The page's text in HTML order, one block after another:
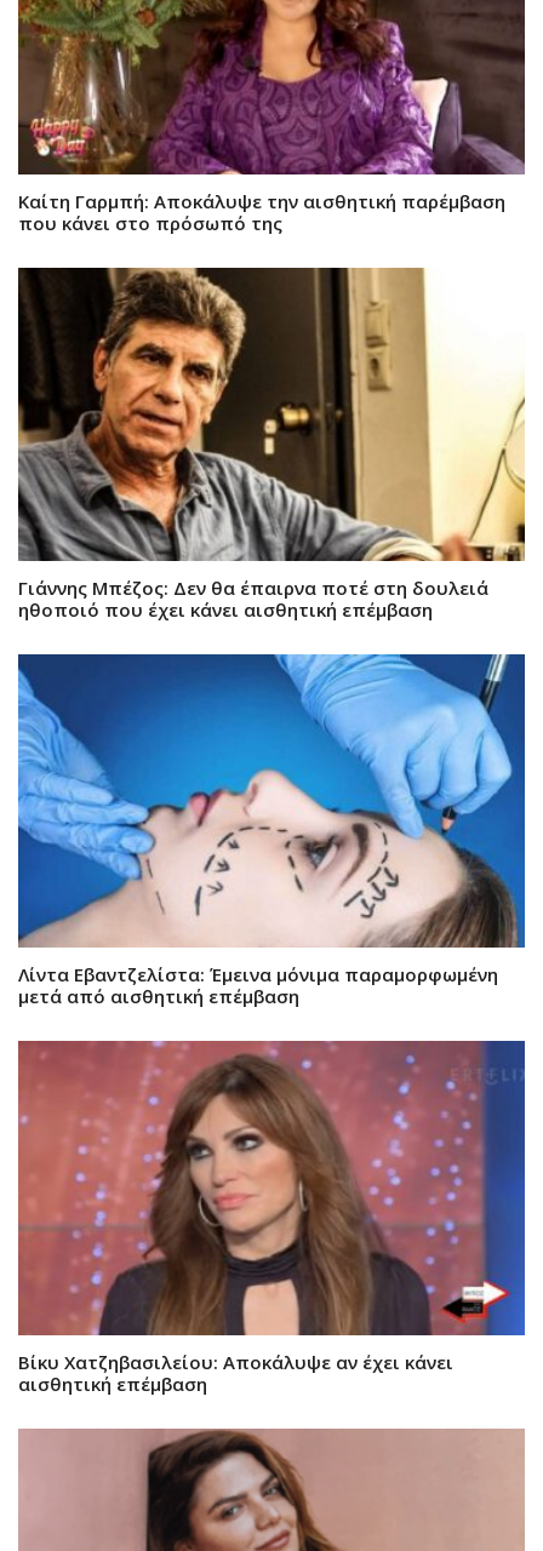
Καίτη Γαρμπή: Αποκάλυψε την αισθητική παρέμβαση
που κάνει στο πρόσωπό της
Γιάννης Μπέζος: Δεν θα έπαιρνα ποτέ στη δουλειά
ηθοποιό που έχει κάνει αισθητική επέμβαση
Λίντα Εβαντζελίστα: Έμεινα μόνιμα παραμορφωμένη
μετά από αισθητική επέμβαση
Βίκυ Χατζηβασιλείου: Αποκάλυψε αν έχει κάνει
αισθητική επέμβαση